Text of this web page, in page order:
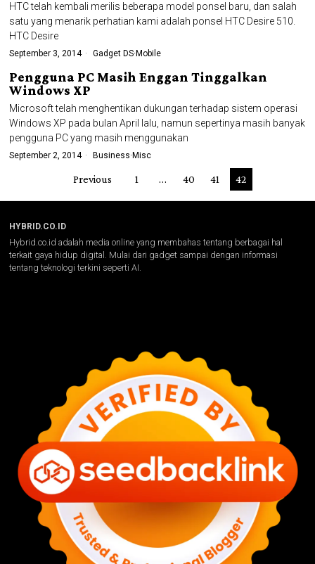
HTC telah kembali merilis beberapa model ponsel baru, dan salah
satu yang menarik perhatian kami adalah ponsel HTC Desire 510.
HTC Desire
September 3, 2014 Gadget DS· Mobile
Pengguna PC Masih Enggan Tinggalkan
Windows XP
Microsoft telah menghentikan dukungan terhadap sistem operasi
Windows XP pada bulan April lalu, namun sepertinya masih banyak
pengguna PC yang masih menggunakan
September 2, 2014 Business· Misc
Previous 1 … 40 41 42
HYBRID.CO.ID
Hybrid.co.id adalah media online yang membahas tentang berbagai hal
terkait gaya hidup digital. Mulai dari gadget sampai dengan informasi
tentang teknologi terkini seperti AI.